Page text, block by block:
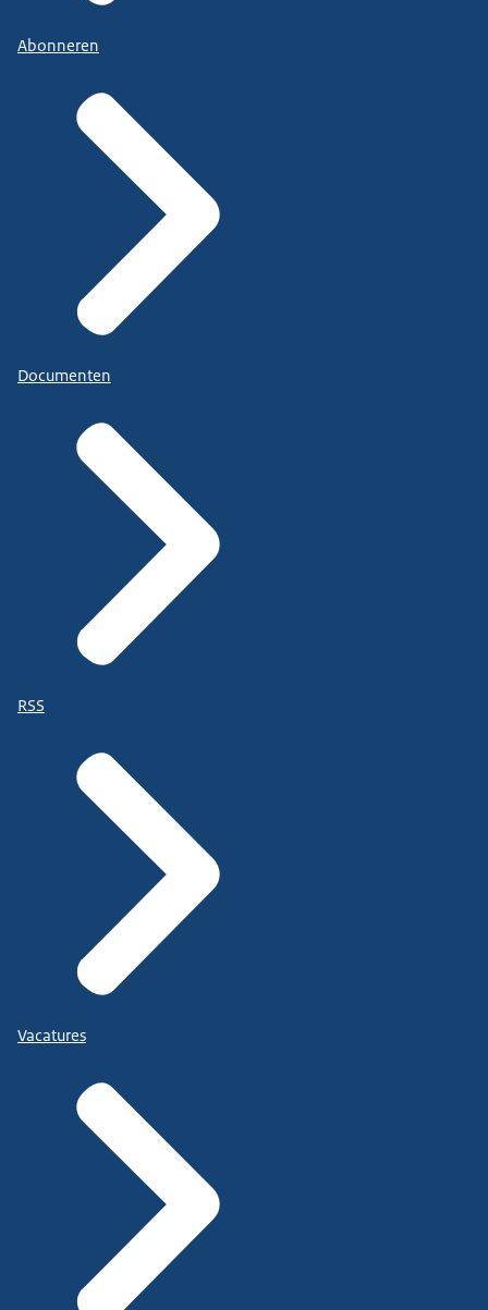
Abonneren
Documenten
RSS
Vacatures